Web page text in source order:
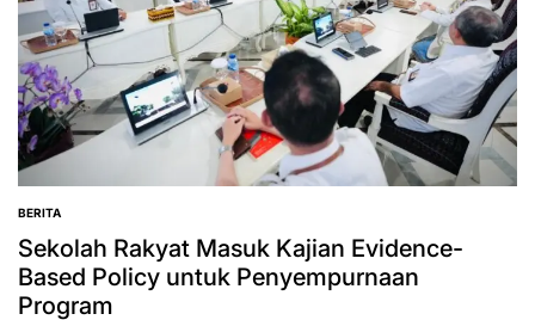
POSTED
IN
BERITA
Sekolah Rakyat Masuk Kajian Evidence-
Based Policy untuk Penyempurnaan
Program